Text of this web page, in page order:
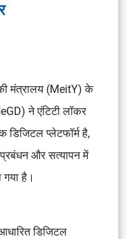
मंत्रालय (MeitY) के
ने एंटिटी लॉकर
डिजिटल प्लेटफॉर्म है,
और सत्यापन में
गया है।
डिजिटल